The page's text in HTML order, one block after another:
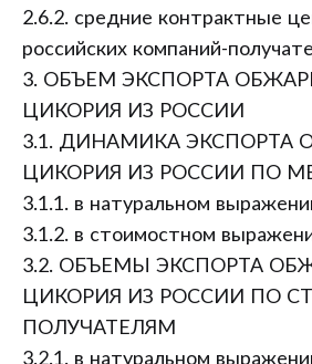
2.6.2. средние контрактные
российских компаний-
3. ОБЪЕМ ЭКСПОРТА
ЦИКОРИЯ ИЗ РОССИИ
3.1. ДИНАМИКА ЭКСПОРТА
ЦИКОРИЯ ИЗ РОССИИ ПО
3.1.1. в натуральном
3.1.2. в стоимостном
3.2. ОБЪЕМЫ ЭКСПОРТА
ЦИКОРИЯ ИЗ РОССИИ ПО
ПОЛУЧАТЕЛЯМ
3.2.1. в натуральном